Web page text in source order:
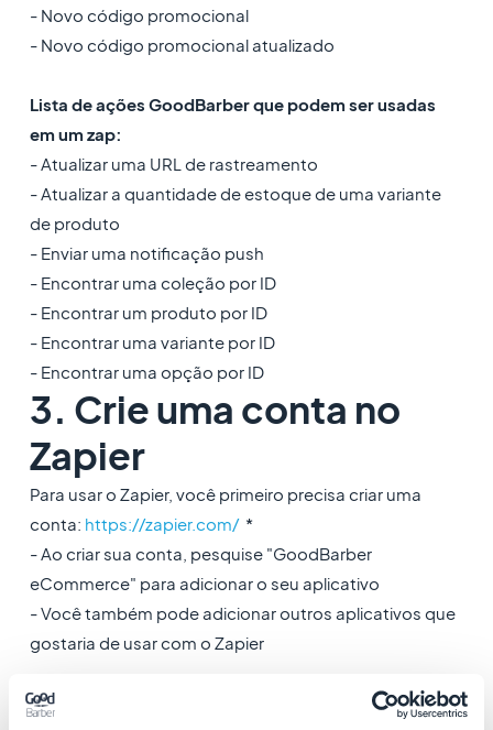
- Novo código promocional
- Novo código promocional atualizado
Lista de ações GoodBarber que podem ser usadas
em um zap:
- Atualizar uma URL de rastreamento
- Atualizar a quantidade de estoque de uma variante
de produto
- Enviar uma notificação push
- Encontrar uma coleção por ID
- Encontrar um produto por ID
- Encontrar uma variante por ID
- Encontrar uma opção por ID
3. Crie uma conta no
Zapier
Para usar o Zapier, você primeiro precisa criar uma
conta: https://zapier.com/*
- Ao criar sua conta, pesquise "GoodBarber
eCommerce" para adicionar o seu aplicativo
- Você também pode adicionar outros aplicativos que
gostaria de usar com o Zapier
* O Zapier tem
, incluindo um plano